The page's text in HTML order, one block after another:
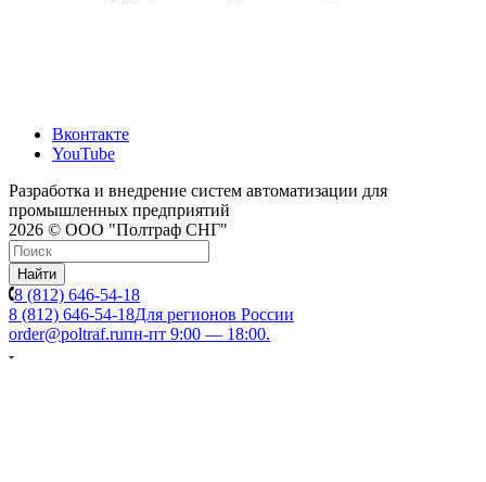
Вконтакте
YouTube
Разработка и внедрение систем автоматизации для
промышленных предприятий
2026 © ООО "Полтраф СНГ"
Найти
8 (812) 646-54-18
8 (812) 646-54-18Для регионов России
order@poltraf.ruпн-пт 9:00 — 18:00.